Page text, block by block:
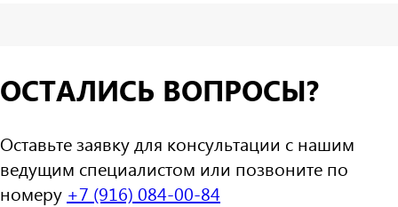
ОСТАЛИСЬ ВОПРОСЫ?
Оставьте заявку для консультации с нашим
ведущим специалистом или позвоните по
номеру +7 (916) 084-00-84